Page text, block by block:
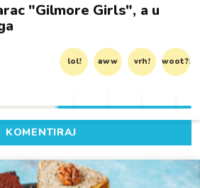
"Gilmore Girls", a u
lol! aww vrh! woot?!
KOMENTIRAJ